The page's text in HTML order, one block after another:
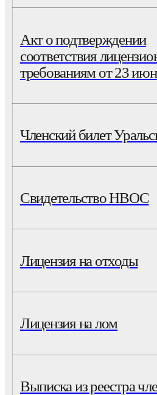
Акт о подтверждении
соответствия
требованиям от 23
Членский билет
Свидетельство НВОС
Лицензия на отходы
Лицензия на лом
Выписка из реестра